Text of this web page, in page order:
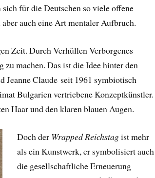
für die Deutschen so viele offene
auch eine Art mentaler Aufbruch.
Zeit. Durch Verhüllen Verborgenes
zu machen. Das ist die Idee hinter den
Jeanne Claude seit 1961 symbiotisch
Bulgarien vertriebene Konzeptkünstler.
Haar und den klaren blauen Augen.
Doch der Wrapped Reichstagist mehr
als ein Kunstwerk, er symbolisiert auch
die gesellschaftliche Erneuerung